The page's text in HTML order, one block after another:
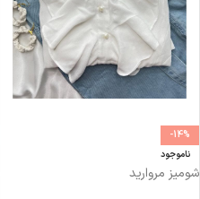
-14%
ناموجود
شومیز مروارید